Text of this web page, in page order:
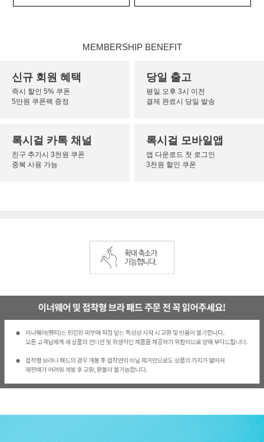
MEMBERSHIP BENEFIT
신규 회원 혜택
즉시 할인 5% 쿠폰
5만원 쿠폰팩 증정
당일 출고
평일 오후 3시 이전
결제 완료시 당일 발송
록시걸 카톡 채널
친구 추가시 3천원 쿠폰
중복 사용 가능
록시걸 모바일앱
앱 다운로드 첫 로그인
3천원 할인 쿠폰